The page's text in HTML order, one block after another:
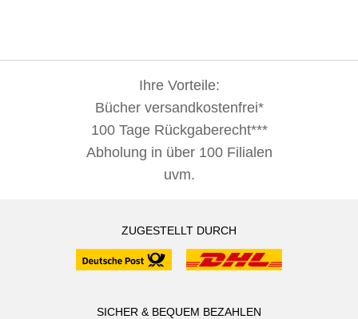
Ihre Vorteile:
Bücher versandkostenfrei*
100 Tage Rückgaberecht***
Abholung in über 100 Filialen
uvm.
ZUGESTELLT DURCH
SICHER & BEQUEM BEZAHLEN